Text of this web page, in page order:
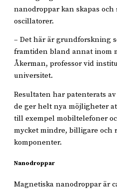
nanodroppar kan skapas
oscillatorer.
– Det här är grundforskning
framtiden bland annat inom
Åkerman, professor vid
universitet.
Resultaten har patenterats
de ger helt nya möjligheter
till exempel mobiltelefoner
mycket mindre, billigare och
komponenter.
Nanodroppar
Magnetiska nanodroppar är